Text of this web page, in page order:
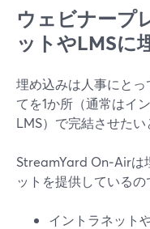
ウェビナープ
ットやLMSに
埋め込みは人事にと
てを1か所（通常はイ
LMS）で完結させたい
StreamYard On‑Airは
ットを提供しているの
イントラネット